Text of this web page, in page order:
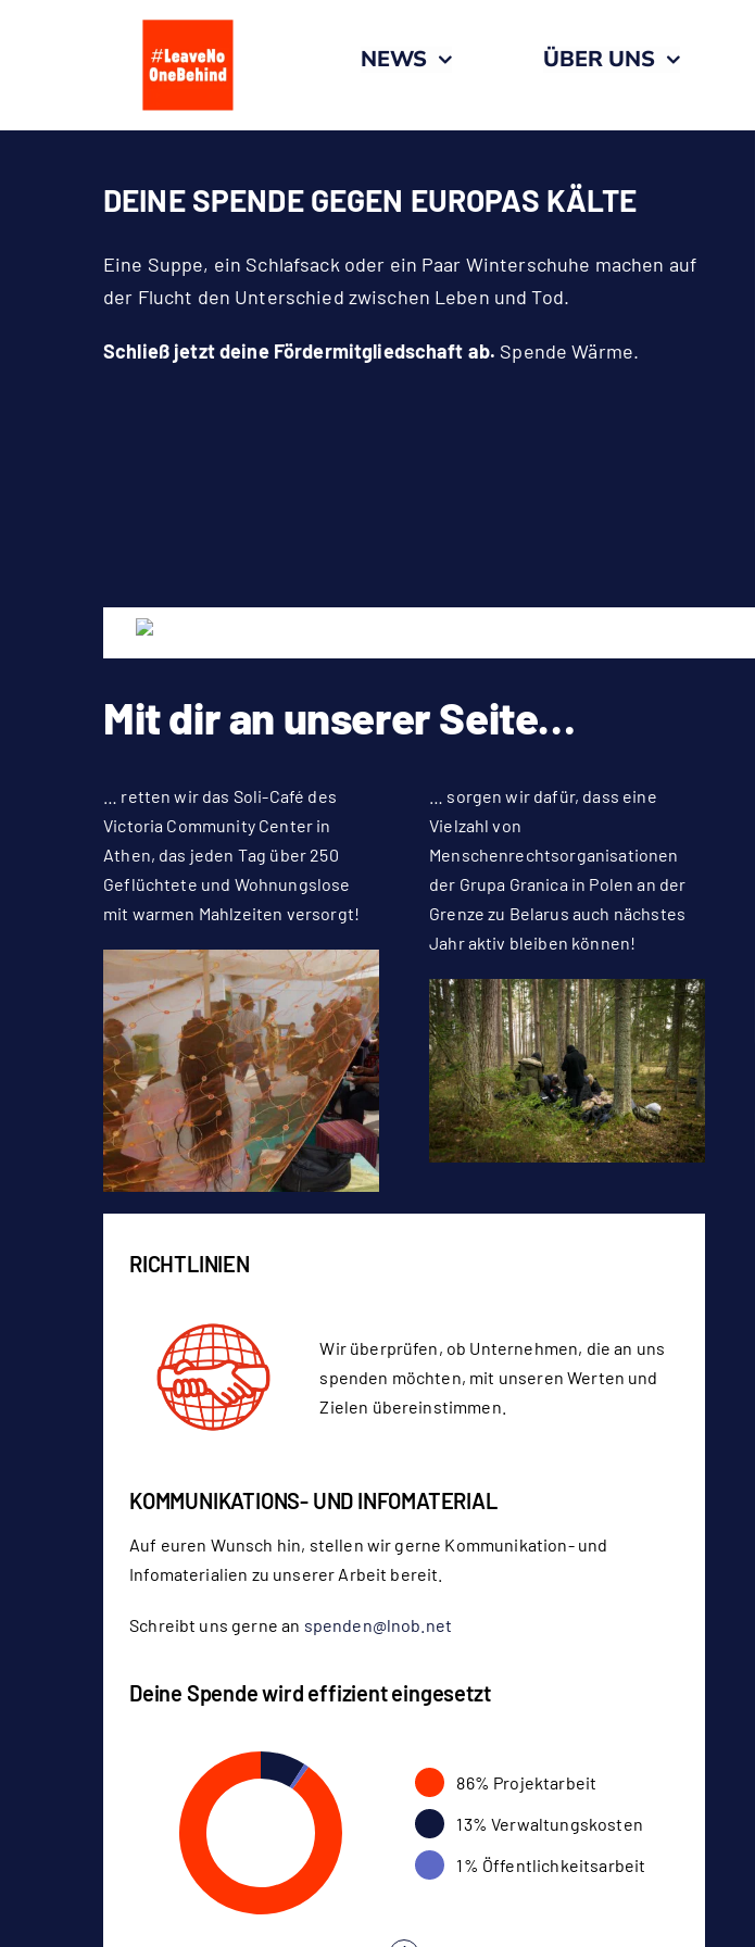
NEWS ÜBER UNS
DEINE SPENDE GEGEN EUROPAS KÄLTE
Eine Suppe, ein Schlafsack oder ein Paar Winterschuhe machen auf
der Flucht den Unterschied zwischen Leben und Tod.
Schließ jetzt deine Fördermitgliedschaft ab. Spende Wärme.
Mit dir an unserer Seite…
… retten wir das Soli-Café des
Victoria Community Center in
Athen, das jeden Tag über 250
Geflüchtete und Wohnungslose
mit warmen Mahlzeiten versorgt!
… sorgen wir dafür, dass eine
Vielzahl von
Menschenrechtsorganisationen
der Grupa Granica in Polen an der
Grenze zu Belarus auch nächstes
Jahr aktiv bleiben können!
RICHTLINIEN
Wir überprüfen, ob Unternehmen, die an uns
spenden möchten, mit unseren Werten und
Zielen übereinstimmen.
KOMMUNIKATIONS- UND INFOMATERIAL
Auf euren Wunsch hin, stellen wir gerne Kommunikation- und
Infomaterialien zu unserer Arbeit bereit.
Schreibt uns gerne an spenden@lnob.net
Deine Spende wird effizient eingesetzt
86% Projektarbeit
13% Verwaltungskosten
1% Öffentlichkeitsarbeit